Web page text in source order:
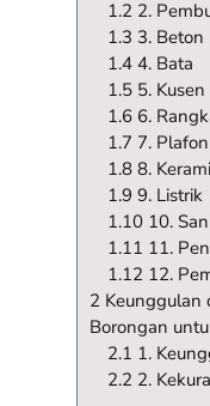
1.2 2.
1.3 3. Beton
1.4 4. Bata
1.5 5. Kusen
1.6 6.
1.7 7. Plafon
1.8 8.
1.9 9. Listrik
1.10 10.
1.11 11.
1.12 12.
2 Keunggulan
Borongan
2.1 1.
2.2 2.